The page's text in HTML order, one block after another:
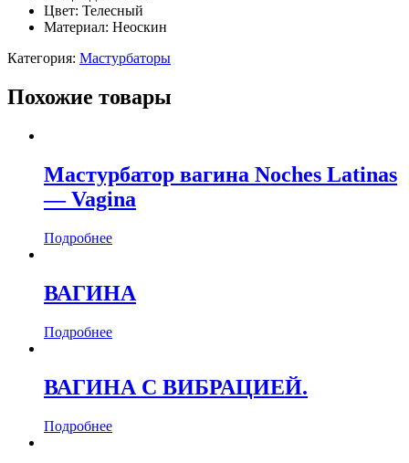
Цвет: Телесный
Материал: Неоскин
Категория: Мастурбаторы
Похожие товары
Мастурбатор вагина Noches Latinas
— Vagina
Подробнее
ВАГИНА
Подробнее
ВАГИНА С ВИБРАЦИЕЙ.
Подробнее